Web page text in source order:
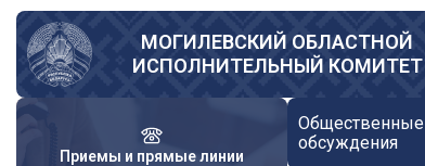
Перейти
основному
содержанию
МОГИЛЕВСКИЙ ОБЛАСТНОЙ
ИСПОЛНИТЕЛЬНЫЙ КОМИТЕТ
Приемы и прямые линии
Общественные
обсуждения